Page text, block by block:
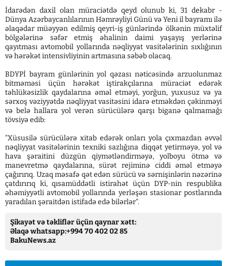
İdarədən daxil olan müraciətdə qeyd olunub ki, 31 dekabr -
Dünya Azərbaycanlılarının Həmrəyliyi Günü və Yeni il bayramı ilə
əlaqədar müəyyən edilmiş qeyri-iş günlərində ölkənin müxtəlif
bölgələrinə səfər etmiş əhalinin daimi yaşayış yerlərinə
qayıtması avtomobil yollarında nəqliyyat vasitələrinin sıxlığının
və hərəkət intensivliyinin artmasına səbəb olacaq.
BDYPİ bayram günlərinin yol qəzası nəticəsində arzuolunmaz
bitməməsi üçün hərəkət iştirakçılarına müraciət edərək
təhlükəsizlik qaydalarına əməl etməyi, yorğun, yuxusuz və ya
sərxoş vəziyyətdə nəqliyyat vasitəsini idarə etməkdən çəkinməyi
və belə hallara yol verən sürücülərə qarşı biganə qalmamağı
tövsiyə edib:
"Xüsusilə sürücülərə xitab edərək onları yola çıxmazdan əvvəl
nəqliyyat vasitələrinin texniki sazlığına diqqət yetirməyə, yol və
hava şəraitini düzgün qiymətləndirməyə, yolboyu ötmə və
manevretmə qaydalarına, sürət rejiminə ciddi əməl etməyə
çağırırıq. Uzaq məsafə qət edən sürücü və sərnişinlərin nəzərinə
çatdırırıq ki, qısamüddətli istirahət üçün DYP-nin respublika
əhəmiyyətli avtomobil yollarında yerləşən stasionar postlarında
yaradılan şəraitdən istifadə edə bilərlər".
Şikayət və təkliflər üçün qaynar xətt:
Əlaqə whatsapp:+994 70 402 02 85
BakuNews.az